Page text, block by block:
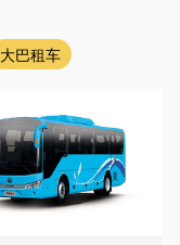
大巴租车